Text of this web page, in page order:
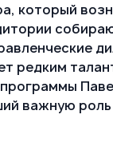
который
редким
важную